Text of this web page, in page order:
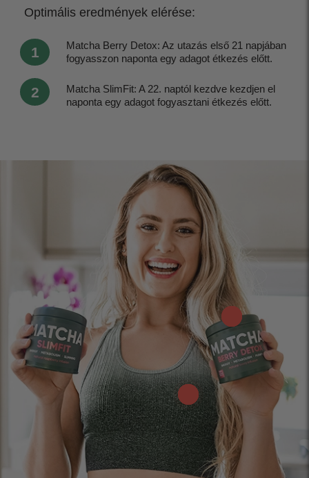
Optimális eredmények elérése:
1
Matcha Berry Detox: Az utazás első 21 napjában
fogyasszon naponta egy adagot étkezés előtt.
2
Matcha SlimFit: A 22. naptól kezdve kezdjen el
naponta egy adagot fogyasztani étkezés előtt.